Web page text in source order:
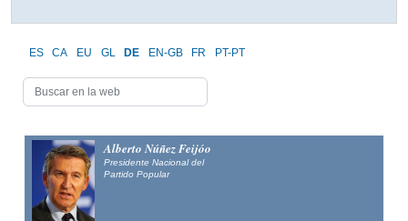
ES CA EU GL DE EN-GB FR PT-PT
Alberto Núñez Feijóo
Presidente Nacional del
Partido Popular